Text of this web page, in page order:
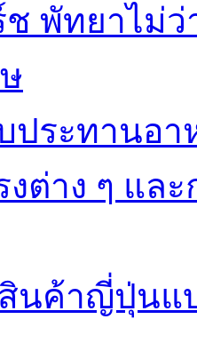
ช พัทยาไม่
ประทานอา
ต่าง ๆ แล
สินค้าญี่ปุ่น